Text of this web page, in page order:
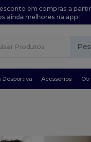
em compras a
ainda melhores na app!
Desportiva Acessórios